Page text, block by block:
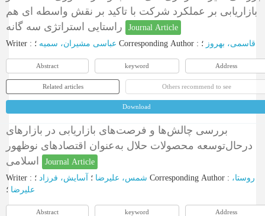
بازاریابی بر عملکرد شرکت با تاکید بر نقش واسطه ای هم
Journal Article
Writer : عباسی مشیران، سمیه Corresponding Author : قاسمی، بهروز ؛
Abstract keyword Address
Related articles Others recommend to see
Download
بررسی چالش‌ها و فرصت‌های بازاریابی در بازارهای
درحال‌توسعه محصولات حلال به‌عنوان اقتصادهای نوظهور
Journal Article
Writer : شمس، علیرضا ؛ آسایش، فرزاد Corresponding Author : روستا،
علیرضا ؛
Abstract keyword Address